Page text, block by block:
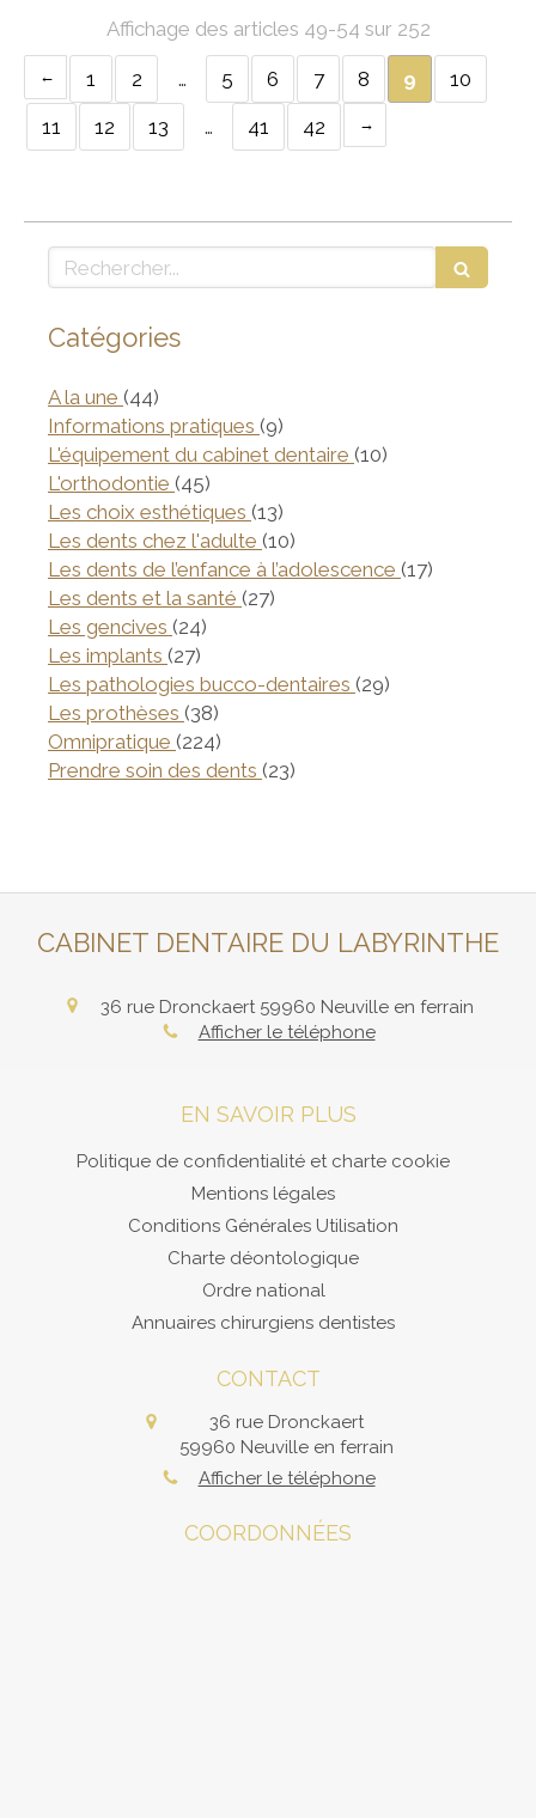
Affichage des articles 49-54 sur 252
1 2 … 5 6 7 8 9
10
11
12 13 … 41 42
Rechercher
Catégories
A la une (44)
Informations pratiques (9)
L'équipement du cabinet dentaire (10)
L'orthodontie (45)
Les choix esthétiques (13)
Les dents chez l'adulte (10)
Les dents de l’enfance à l’adolescence (17)
Les dents et la santé (27)
Les gencives (24)
Les implants (27)
Les pathologies bucco-dentaires (29)
Les prothèses (38)
Omnipratique (224)
Prendre soin des dents (23)
CABINET DENTAIRE DU LABYRINTHE
36 rue Dronckaert 59960 Neuville en ferrain
Afficher le téléphone
EN SAVOIR PLUS
Politique de confidentialité et charte cookie
Mentions légales
Conditions Générales Utilisation
Charte déontologique
Ordre national
Annuaires chirurgiens dentistes
CONTACT
36 rue Dronckaert
59960 Neuville en ferrain
Afficher le téléphone
COORDONNÉES